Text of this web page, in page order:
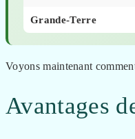
Grande-Terre
Voyons maintenant
Avantages